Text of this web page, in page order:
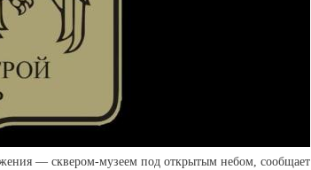
— сквером-музеем под открытым небом, сообщает